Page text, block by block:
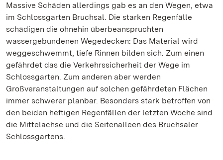
Massive Schäden allerdings gab es an den Wegen, etwa
im Schlossgarten Bruchsal. Die starken Regenfälle
schädigen die ohnehin überbeanspruchten
wassergebundenen Wegedecken: Das Material wird
weggeschwemmt, tiefe Rinnen bilden sich. Zum einen
gefährdet das die Verkehrssicherheit der Wege im
Schlossgarten. Zum anderen aber werden
Großveranstaltungen auf solchen gefährdeten Flächen
immer schwerer planbar. Besonders stark betroffen von
den beiden heftigen Regenfällen der letzten Woche sind
die Mittelachse und die Seitenalleen des Bruchsaler
Schlossgartens.